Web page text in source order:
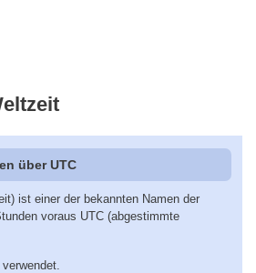
über UTC
ist einer der bekannten Namen der
voraus UTC (abgestimmte